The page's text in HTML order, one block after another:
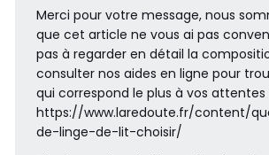
Merci pour votre message, nous
que cet article ne vous ai pas
pas à regarder en détail la
consulter nos aides en ligne pour
qui correspond le plus à vos attentes
https://www.laredoute.fr/content/
de-linge-de-lit-choisir/